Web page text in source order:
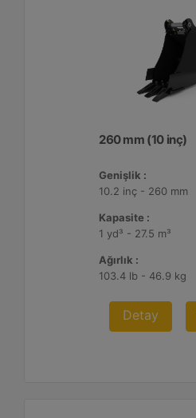
260 mm (10 inç)
Genişlik :
10.2 inç - 260 mm
Kapasite :
1 yd³ - 27.5 m³
Ağırlık :
103.4 lb - 46.9 kg
Detay